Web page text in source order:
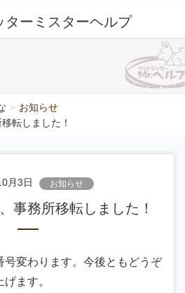
お知らせ
転しました！
月3日 お知らせ
事務所移転しました！
号変わります。今後ともどうぞ
ます。